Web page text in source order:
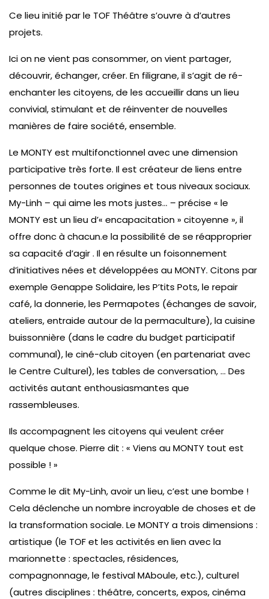
Ce lieu initié par le TOF Théâtre s’ouvre à d’autres
projets.
Ici on ne vient pas consommer, on vient partager,
découvrir, échanger, créer. En filigrane, il s’agit de ré-
enchanter les citoyens, de les accueillir dans un lieu
convivial, stimulant et de réinventer de nouvelles
manières de faire société, ensemble.
Le MONTY est multifonctionnel avec une dimension
participative très forte. Il est créateur de liens entre
personnes de toutes origines et tous niveaux sociaux.
My-Linh – qui aime les mots justes… – précise « le
MONTY est un lieu d’« encapacitation » citoyenne », il
offre donc à chacun.e la possibilité de se réapproprier
sa capacité d’agir . Il en résulte un foisonnement
d’initiatives nées et développées au MONTY. Citons par
exemple Genappe Solidaire, les P’tits Pots, le repair
café, la donnerie, les Permapotes (échanges de savoir,
ateliers, entraide autour de la permaculture), la cuisine
buissonnière (dans le cadre du budget participatif
communal), le ciné-club citoyen (en partenariat avec
le Centre Culturel), les tables de conversation, … Des
activités autant enthousiasmantes que
rassembleuses.
Ils accompagnent les citoyens qui veulent créer
quelque chose. Pierre dit : « Viens au MONTY tout est
possible ! »
Comme le dit My-Linh, avoir un lieu, c’est une bombe !
Cela déclenche un nombre incroyable de choses et de
la transformation sociale. Le MONTY a trois dimensions :
artistique (le TOF et les activités en lien avec la
marionnette : spectacles, résidences,
compagnonnage, le festival MAboule, etc.), culturel
(autres disciplines : théâtre, concerts, expos, cinéma